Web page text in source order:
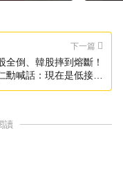
下一篇
全倒、韓股摔到熔斷！
勳喊話：現在是低接好
時機
讀